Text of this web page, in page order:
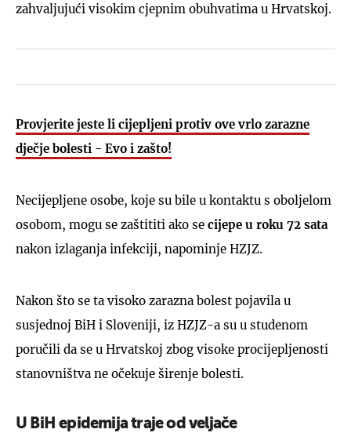
zahvaljujući visokim cjepnim obuhvatima u Hrvatskoj.
Provjerite jeste li cijepljeni protiv ove vrlo zarazne
dječje bolesti - Evo i zašto!
Necijepljene osobe, koje su bile u kontaktu s oboljelom
osobom, mogu se zaštititi ako se cijepe u roku 72 sata
nakon izlaganja infekciji, napominje HZJZ.
Nakon što se ta visoko zarazna bolest pojavila u
susjednoj BiH i Sloveniji, iz HZJZ-a su u studenom
poručili da se u Hrvatskoj zbog visoke procijepljenosti
stanovništva ne očekuje širenje bolesti.
U BiH epidemija traje od veljače